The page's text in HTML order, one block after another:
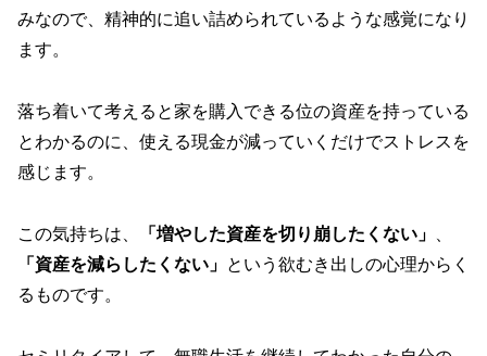
みなので、精神的に追い詰められているような感覚になり
ます。
落ち着いて考えると家を購入できる位の資産を持っている
とわかるのに、使える現金が減っていくだけでストレスを
感じます。
この気持ちは、 「増やした資産を切り崩したくない」
「資産を減らしたくない」 という欲むき出しの心理からく
るものです。